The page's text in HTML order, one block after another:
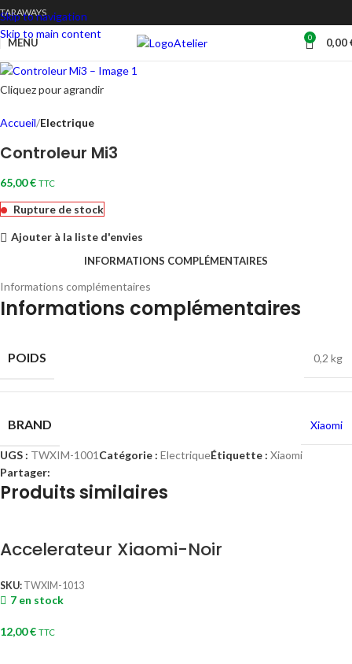
Skip to navigation
Skip to main content
TARAWAYS
MENU Atelier 0 0,00
Cliquez pour agrandir
Accueil Electrique
Controleur Mi3
65,00€ TTC
Rupture de stock
Ajouter à la liste d'envies
INFORMATIONS COMPLÉMENTAIRES
Informations complémentaires
Informations complémentaires
POIDS 0,2 kg
BRAND Xiaomi
UGS : TWXIM-1001 Catégorie : ElectriqueÉtiquette : Xiaomi
Partager:
Produits similaires
Accelerateur Xiaomi-Noir
SKU: TWXIM-1013
7 en stock
12,00€ TTC